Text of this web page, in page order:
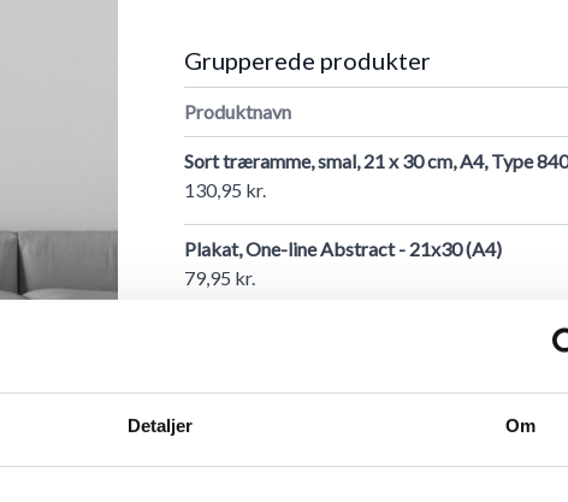
Detaljer Om
Grupperede produkter
Produktnavn
Sort træramme, smal, 21 x 30 cm, A4, Type 840
130,95 kr.
Plakat, One-line Abstract - 21x30 (A4)
79,95 kr.
Sort træramme, smal, 42 x 60 cm, A2, Type 840
The One-line Collection - 42x60 cm (A2)